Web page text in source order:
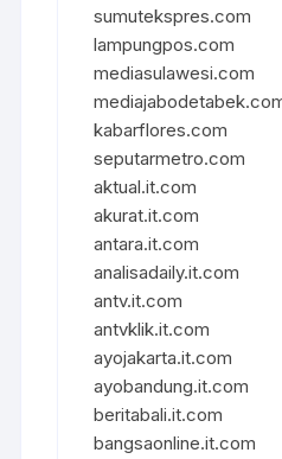
sumutekspres.com
lampungpos.com
mediasulawesi.com
kabarflores.com
seputarmetro.com
aktual.it.com
akurat.it.com
antara.it.com
analisadaily.it.com
antv.it.com
antvklik.it.com
ayojakarta.it.com
ayobandung.it.com
beritabali.it.com
bangsaonline.it.com